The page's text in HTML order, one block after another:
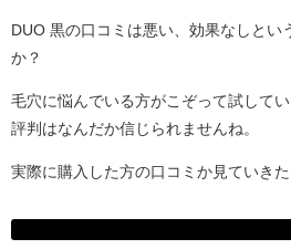
DUO 黒の口コミは悪い、効果なしとい
か？
毛穴に悩んでいる方がこぞって試して
評判はなんだか信じられませんね。
実際に購入した方の口コミか見ていきた